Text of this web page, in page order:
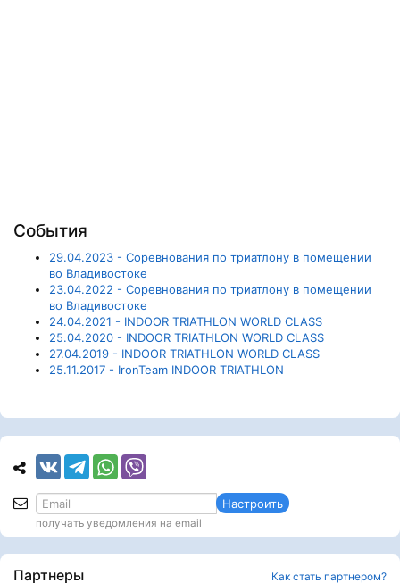
События
29.04.2023 - Соревнования по триатлону в помещении
во Владивостоке
23.04.2022 - Соревнования по триатлону в помещении
во Владивостоке
24.04.2021 - INDOOR TRIATHLON WORLD CLASS
25.04.2020 - INDOOR TRIATHLON WORLD CLASS
27.04.2019 - INDOOR TRIATHLON WORLD CLASS
25.11.2017 - IronTeam INDOOR TRIATHLON
Настроить
получать уведомления на email
Партнеры Как стать партнером?